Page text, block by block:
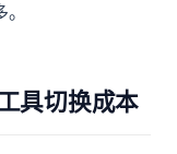
具切换成本